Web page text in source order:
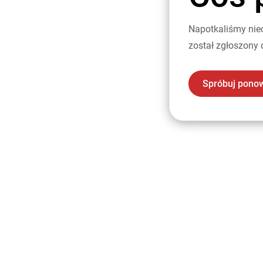
Napotkaliśmy
został zgłoszony
Spróbuj